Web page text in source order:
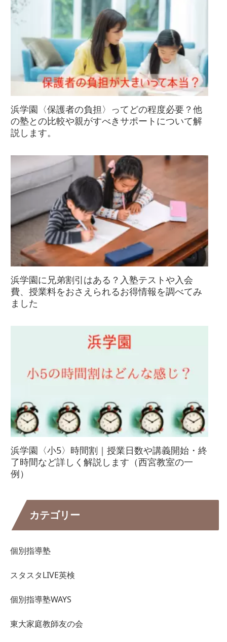
浜学園〈保護者の負担〉ってどの程度必要？他
の塾との比較や親がすべきサポートについて解
説します。
浜学園に兄弟割引はある？入塾テストや入会
費、授業料をおさえられるお得情報を調べてみ
ました
浜学園〈小5〉時間割｜授業日数や講義開始・終
了時間など詳しく解説します（西宮教室の一
例）
カテゴリー
個別指導塾
スタスタLIVE英検
個別指導塾WAYS
東大家庭教師友の会